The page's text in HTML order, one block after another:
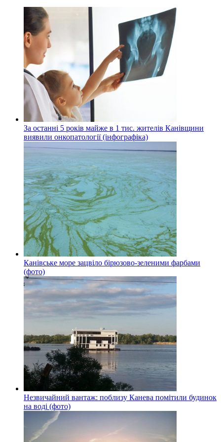
За останні 5 років майже в 1 тис. жителів Канівщини
виявили онкопатології (інфографіка)
Канівське море зацвіло бірюзово-зеленими фарбами
(фото)
Незвичайний вантаж: поблизу Канева помітили будинок
на воді (фото)